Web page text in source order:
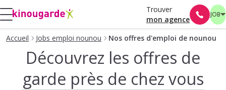
Trouver
mon agence
JOB
Accueil Jobs emploi nounou Nos offres d'emploi de nounou
Découvrez les offres de
garde près de chez vous